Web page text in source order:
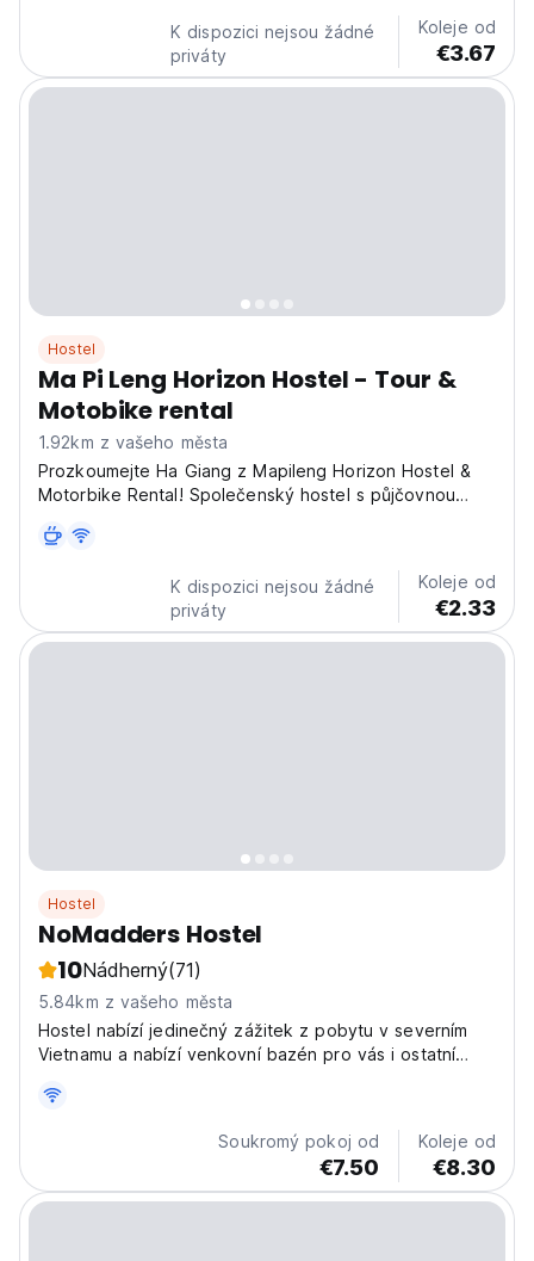
rodinných jídel, vyprávění příběhů u stolu nebo...
K dispozici nejsou žádné
priváty
Koleje od
€3.67
Hostel
Ma Pi Leng Horizon Hostel - Tour &
Motobike rental
1.92km z vašeho města
Prozkoumejte Ha Giang z Mapileng Horizon Hostel &
Motorbike Rental! Společenský hostel s půjčovnou
Vietnamu. (Auto-translated from original language)
K dispozici nejsou žádné
priváty
Koleje od
€2.33
Hostel
NoMadders Hostel
10Nádherný(71)
5.84km z vašeho města
Hostel nabízí jedinečný zážitek z pobytu v severním
Vietnamu a nabízí venkovní bazén pro vás i ostatní
Soukromý pokoj od
€7.50
Koleje od
€8.30